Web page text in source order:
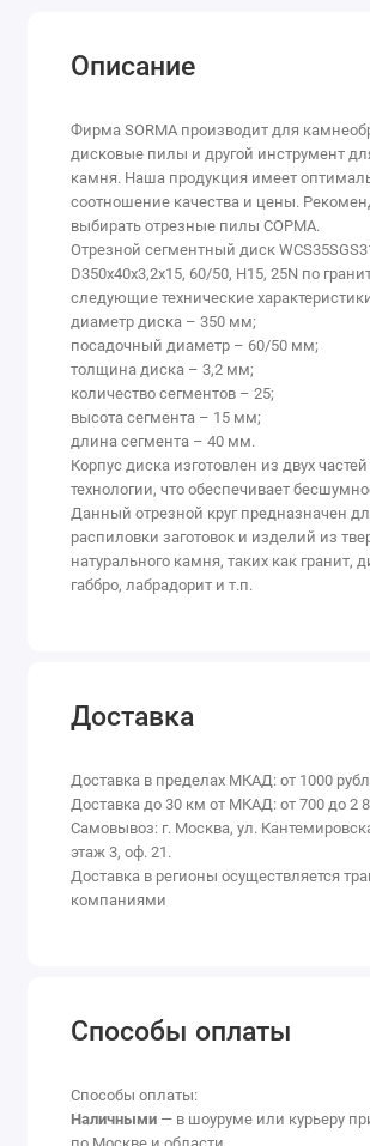
Описание
Фирма SORMA производит для
дисковые пилы и другой инструмент
камня. Наша продукция имеет
соотношение качества и цены.
выбирать отрезные пилы СОРМА.
Отрезной сегментный диск
D350х40х3,2х15, 60/50, H15, 25N по
следующие технические
диаметр диска – 350 мм;
посадочный диаметр – 60/50 мм;
толщина диска – 3,2 мм;
количество сегментов – 25;
высота сегмента – 15 мм;
длина сегмента – 40 мм.
Корпус диска изготовлен из двух
технологии, что обеспечивает
Данный отрезной круг предназначен
распиловки заготовок и изделий из
натурального камня, таких как гранит,
габбро, лабрадорит и т.п.
Доставка
Доставка в пределах МКАД: от 1000
Доставка до 30 км от МКАД: от 700 до 2
Самовывоз: г. Москва, ул.
этаж 3, оф. 21.
Доставка в регионы осуществляется
компаниями
Способы оплаты
Способы оплаты:
Наличными— в шоуруме или курьеру